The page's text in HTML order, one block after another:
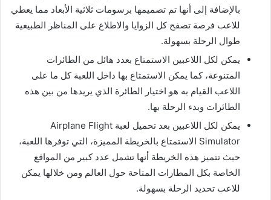
بالإضافة إلى أنها تم تصميمها برسومات ثلاثية الأبعاد مما يعطي
للاعب فرصة تصفح كل الزوايا والاطلاع على المناظر الطبيعية
طوال الرحلة بسهولة.
يمكن لكل اللاعبين الاستمتاع بعدد هائل من الطائرات
المتنوعة، كما يمكن الاستمتاع بها داخل اللعبة كل ما على
اللاعب القيام به هو اختيار الطائرة الذي يريدها من بين هذه
الطائرات وبدء الرحلة بها.
يمكن لكل اللاعبين بعد تحميل لعبة Airplane Flight
Simulator الاستمتاع بالخريطة المميزة، التي توفرها اللعبة،
حيث تتميز هذه الخريطة أنها تشمل عدد كبير من المواقع
الخاصة بكل المطارات المتاحة حول العالم ومن خلالها يمكن
للاعب تحديد الرحلة بسهولة.